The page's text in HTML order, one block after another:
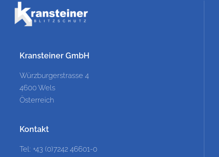
Kransteiner GmbH
Würzburgerstrasse 4
4600 Wels
Österreich
Kontakt
Tel: +43 (0)7242 46601-0